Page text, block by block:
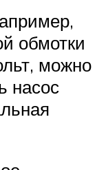
обмотки
можно
насос